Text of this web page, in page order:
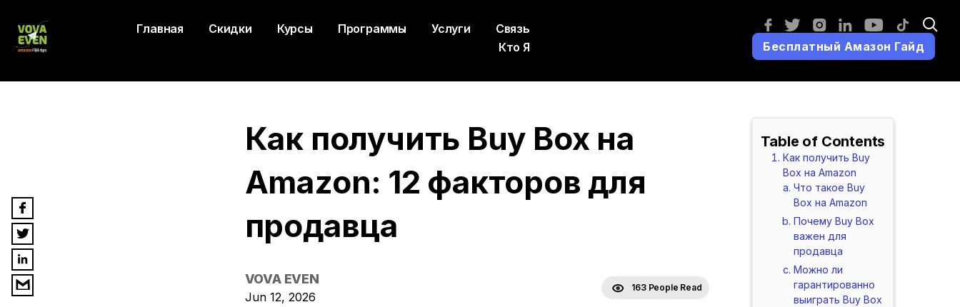
Главная Скидки Курсы Программы Услуги
Связь
Кто Я
Бесплатный Амазон Гайд
Как получить Buy Box на
Amazon: 12 факторов для
продавца
VOVA EVEN
Jun 12, 2026
163 People Read
Table of Contents
Как получить Buy
Box на Amazon
Что такое Buy
Box на Amazon
Почему Buy Box
важен для
продавца
Можно ли
гарантированно
выиграть Buy Box